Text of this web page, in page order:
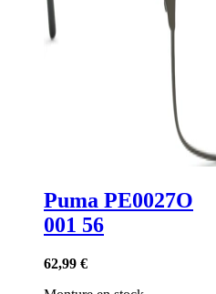
Puma PE0027O
001 56
62,99 €